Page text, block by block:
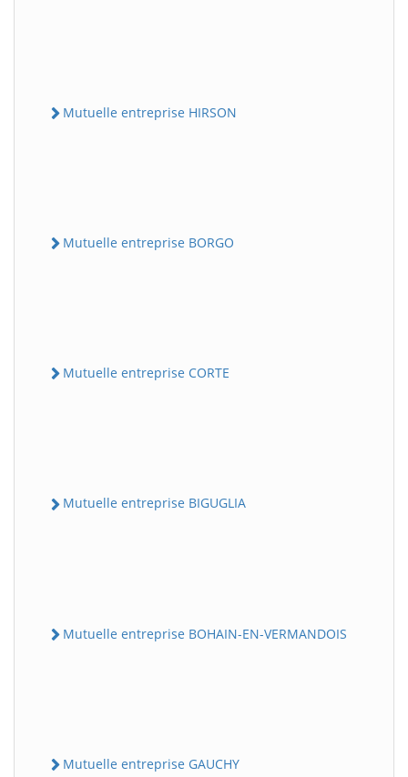
Mutuelle entreprise HIRSON
Mutuelle entreprise BORGO
Mutuelle entreprise CORTE
Mutuelle entreprise BIGUGLIA
Mutuelle entreprise BOHAIN-EN-VERMANDOIS
Mutuelle entreprise GAUCHY